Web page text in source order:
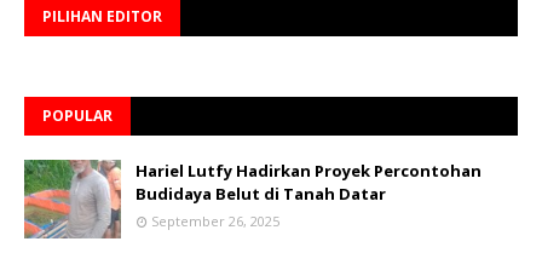
PILIHAN EDITOR
POPULAR
Hariel Lutfy Hadirkan Proyek Percontohan
Budidaya Belut di Tanah Datar
September 26, 2025